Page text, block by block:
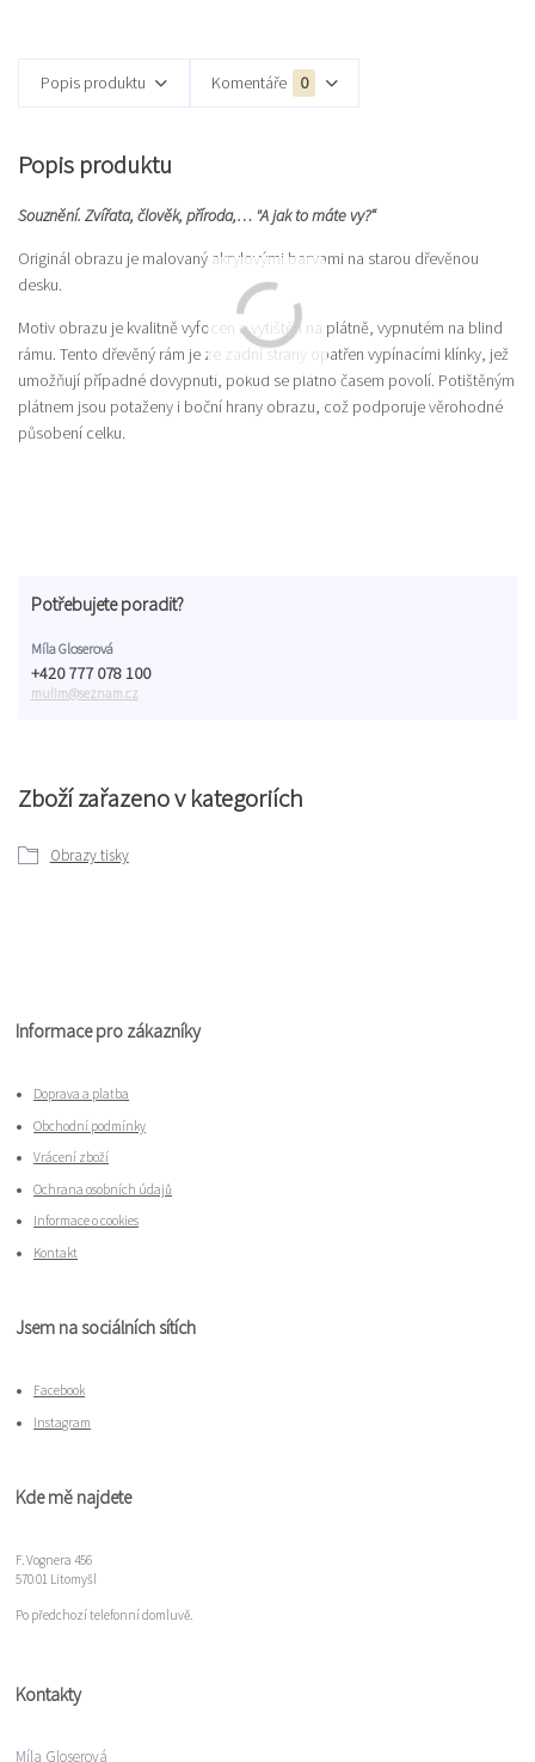
Popis produktu Komentáře 0
Popis produktu
Souznění. Zvířata, člověk, příroda,… "A jak to máte vy?“
Originál obrazu je malovaný akrylovými barvami na starou dřevěnou
desku.
Motiv obrazu je kvalitně vyfocen a vytištěn na plátně, vypnutém na blind
rámu. Tento dřevěný rám je ze zadní strany opatřen vypínacími klínky, jež
umožňují případné dovypnutí, pokud se plátno časem povolí. Potištěným
plátnem jsou potaženy i boční hrany obrazu, což podporuje věrohodné
působení celku.
Zboží zařazeno v kategoriích
Obrazy tisky
Potřebujete poradit?
Míla Gloserová
+420 777 078 100
mulim@seznam.cz
Informace pro zákazníky
Doprava a platba
Obchodní podmínky
Vrácení zboží
Ochrana osobních údajů
Informace o cookies
Kontakt
Jsem na sociálních sítích
Facebook
Instagram
Kde mě najdete
F. Vognera 456
570 01 Litomyšl
Po předchozí telefonní domluvě.
Kontakty
Míla Gloserová